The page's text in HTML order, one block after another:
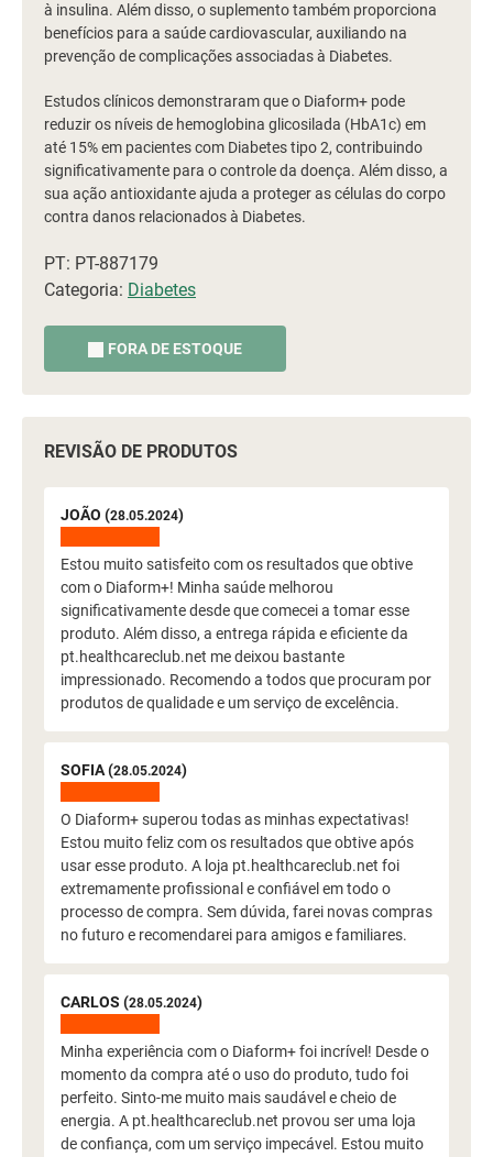
à insulina. Além disso, o suplemento também proporciona
benefícios para a saúde cardiovascular, auxiliando na
prevenção de complicações associadas à Diabetes.
Estudos clínicos demonstraram que o Diaform+ pode
reduzir os níveis de hemoglobina glicosilada (HbA1c) em
até 15% em pacientes com Diabetes tipo 2, contribuindo
significativamente para o controle da doença. Além disso, a
sua ação antioxidante ajuda a proteger as células do corpo
contra danos relacionados à Diabetes.
PT: PT-887179
Categoria: Diabetes
FORA DE ESTOQUE
REVISÃO DE PRODUTOS
JOÃO (28.05.2024)
Estou muito satisfeito com os resultados que obtive
com o Diaform+! Minha saúde melhorou
significativamente desde que comecei a tomar esse
produto. Além disso, a entrega rápida e eficiente da
pt.healthcareclub.net me deixou bastante
impressionado. Recomendo a todos que procuram por
produtos de qualidade e um serviço de excelência.
SOFIA (28.05.2024)
O Diaform+ superou todas as minhas expectativas!
Estou muito feliz com os resultados que obtive após
usar esse produto. A loja pt.healthcareclub.net foi
extremamente profissional e confiável em todo o
processo de compra. Sem dúvida, farei novas compras
no futuro e recomendarei para amigos e familiares.
CARLOS (28.05.2024)
Minha experiência com o Diaform+ foi incrível! Desde o
momento da compra até o uso do produto, tudo foi
perfeito. Sinto-me muito mais saudável e cheio de
energia. A pt.healthcareclub.net provou ser uma loja
de confiança, com um serviço impecável. Estou muito